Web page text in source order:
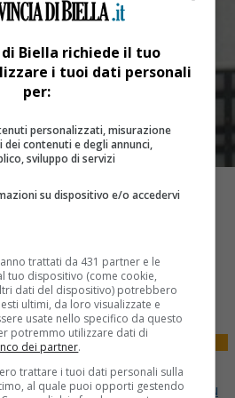
di Biella come Fonte preferita su
Biella richiede il tuo
i tuoi dati personali
per:
personalizzati, misurazione
dei contenuti e degli annunci,
sviluppo di servizi
su dispositivo e/o accedervi
trattati da 431 partner e le
tuo dispositivo (come cookie,
dati del dispositivo) potrebbero
ultimi, da loro visualizzate e
usate nello specifico da questo
potremmo utilizzare dati di
dei partner.
trattare i tuoi dati personali sulla
al quale puoi opporti gestendo